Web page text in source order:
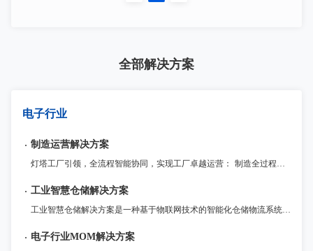
全部解决方案
电子行业
制造运营解决方案
灯塔工厂引领，全流程智能协同，实现工厂卓越运营： 制造全过程监管与追溯：全面记录制造全流程数据，提升整体运营效率和质量控制水平。 流程敏捷化定制与优化：灵活定制生产管理流程和功能扩展，满足企业不同发展阶段的需求。 灯塔工厂管理实践引领：数据驱动生产资源配置，高效应对市场变化，提高盈利能力。
工业智慧仓储解决方案
工业智慧仓储解决方案是一种基于物联网技术的智能化仓储物流系统。通过传感器、RFID等技术手段，对物品进行实时监控与管理，再通过智能化的算法，优化仓储储运作流程，提高运营效率和精度。该解决方案适用于各种仓储物流领域，例如零售、电商等行业。
电子行业MOM解决方案